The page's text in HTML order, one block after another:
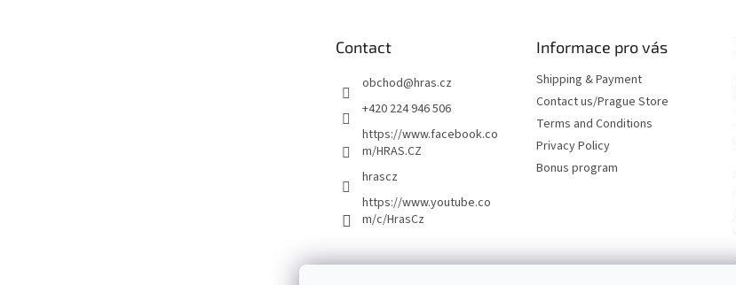
Contact
obchod@hras.cz
+420 224 946 506
https://www.facebook.co
m/HRAS.CZ
hrascz
https://www.youtube.co
m/c/HrasCz
Informace pro vás
Shipping & Payment
Contact us/Prague Store
Terms and Conditions
Privacy Policy
Bonus program